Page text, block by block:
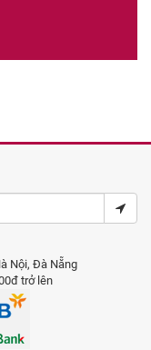
Nội, Đà Nẵng
trở lên